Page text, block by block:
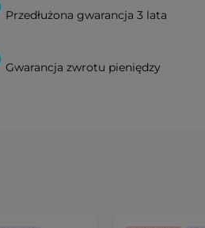
Przedłużona gwarancja 3 lata
Gwarancja zwrotu pieniędzy